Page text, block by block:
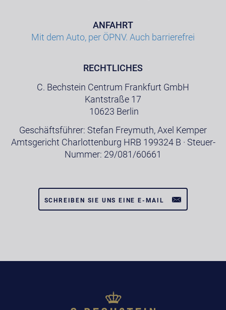
ANFAHRT
Mit dem Auto, per ÖPNV. Auch barrierefrei
RECHTLICHES
C. Bechstein Centrum Frankfurt GmbH
Kantstraße 17
10623 Berlin
Geschäftsführer: Stefan Freymuth, Axel Kemper
Amtsgericht Charlottenburg HRB 199324 B · Steuer-
Nummer: 29/081/60661
SCHREIBEN SIE UNS EINE E-MAIL